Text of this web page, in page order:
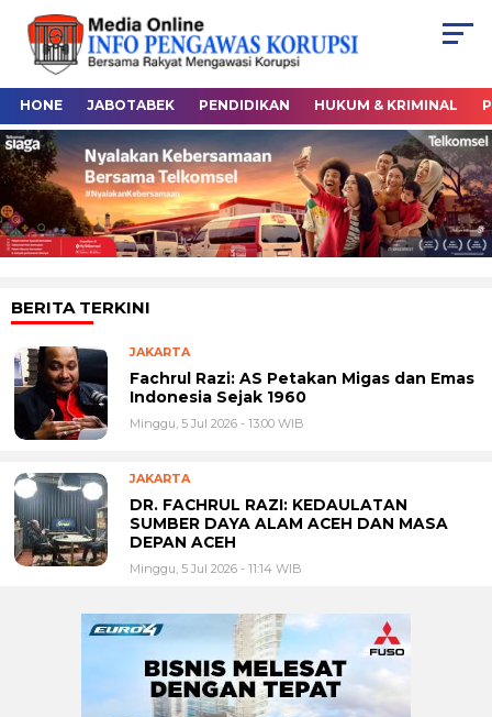
HONE JABOTABEK PENDIDIKAN HUKUM & KRIMINAL
BERITA TERKINI
JAKARTA
Fachrul Razi: AS Petakan Migas dan Emas
Indonesia Sejak 1960
Minggu, 5 Jul 2026 - 13:00 WIB
JAKARTA
DR. FACHRUL RAZI: KEDAULATAN
SUMBER DAYA ALAM ACEH DAN MASA
DEPAN ACEH
Minggu, 5 Jul 2026 - 11:14 WIB